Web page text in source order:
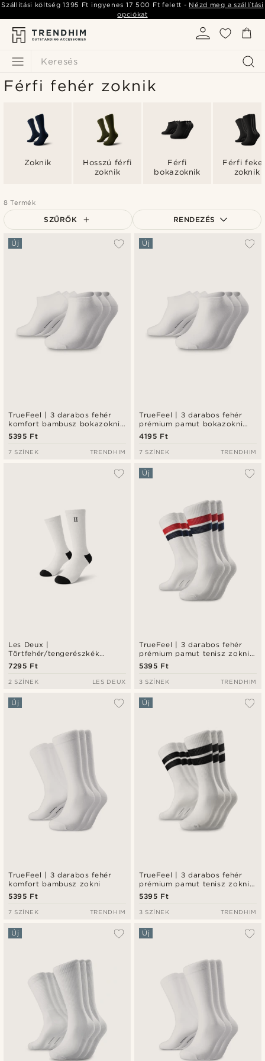
Keresés
Szállítási költség1395 Ft ingyenes 17 500 Ft felett - Nézd meg a szállítási
opciókat
Férfi fehér zoknik
Zoknik
Hosszú férfi
zoknik
Férfi
bokazoknik
Férfi
zoknik
8 Termék
SZŰRŐK RENDEZÉS
A legkeresettebb
Legmagasabb ár
TrueFeel | 3 darabos fehér
komfort bambusz bokazokni
szett
Új
5395 Ft
7 SZÍNEK TRENDHIM
TrueFeel | 3 darabos fehér
prémium pamut bokazokni
szett
Új
4195 Ft
7 SZÍNEK TRENDHIM
Les Deux |
Törtfehér/tengerészkék
William zokni – 2 darabos
csomag
7295 Ft
2 SZÍNEK LES DEUX
TrueFeel | 3 darabos fehér
prémium pamut tenisz zokni
piros és kék csíkos részlettel
Új
5395 Ft
3 SZÍNEK TRENDHIM
TrueFeel | 3 darabos fehér
komfort bambusz zokni
Új
5395 Ft
7 SZÍNEK TRENDHIM
TrueFeel | 3 darabos fehér
prémium pamut tenisz zokni
fekete csíkos részlettel
Új
5395 Ft
3 SZÍNEK TRENDHIM
Új Új